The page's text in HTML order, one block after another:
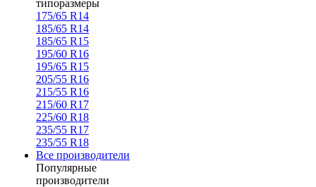
типоразмеры
175/65 R14
185/65 R14
185/65 R15
195/60 R16
195/65 R15
205/55 R16
215/55 R16
215/60 R17
225/60 R18
235/55 R17
235/55 R18
Все производители
Популярные
производители